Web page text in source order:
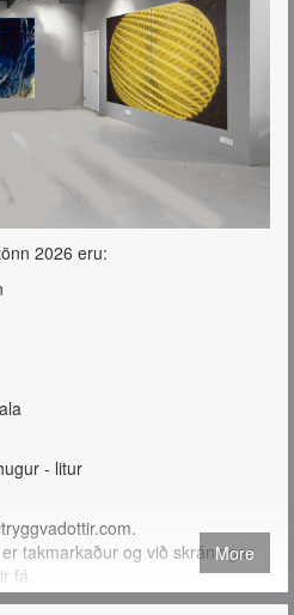
2026 eru:
- litur
takmarkaður og við skráningar
fá.
More